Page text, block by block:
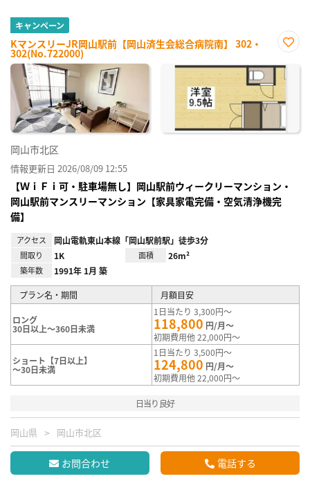
キャンペーン
KマンスリーJR岡山駅前【岡山済生会総合病院南】 302・
302(No.722000)
に入
り登
岡山市北区
情報更新日 2026/08/09 12:55
【ＷｉＦｉ可・駐車場無し】岡山駅前ウィークリーマンション・
岡山駅前マンスリーマンション【家具家電完備・空気清浄機完
備】
アクセス 岡山電軌東山本線「岡山駅前駅」徒歩3分
間取り 1K 面積 26m²
築年数 1991年 1月 築
プラン名・期間 月額目安
ロング
30日以上～360日未満
1日当たり 3,300円～
118,800 円/月～
初期費用他 22,000円～
ショート【7日以上】
～30日未満
1日当たり 3,500円～
124,800 円/月～
初期費用他 22,000円～
日当り良好
岡山県 岡山市北区
お問合わせ 電話する